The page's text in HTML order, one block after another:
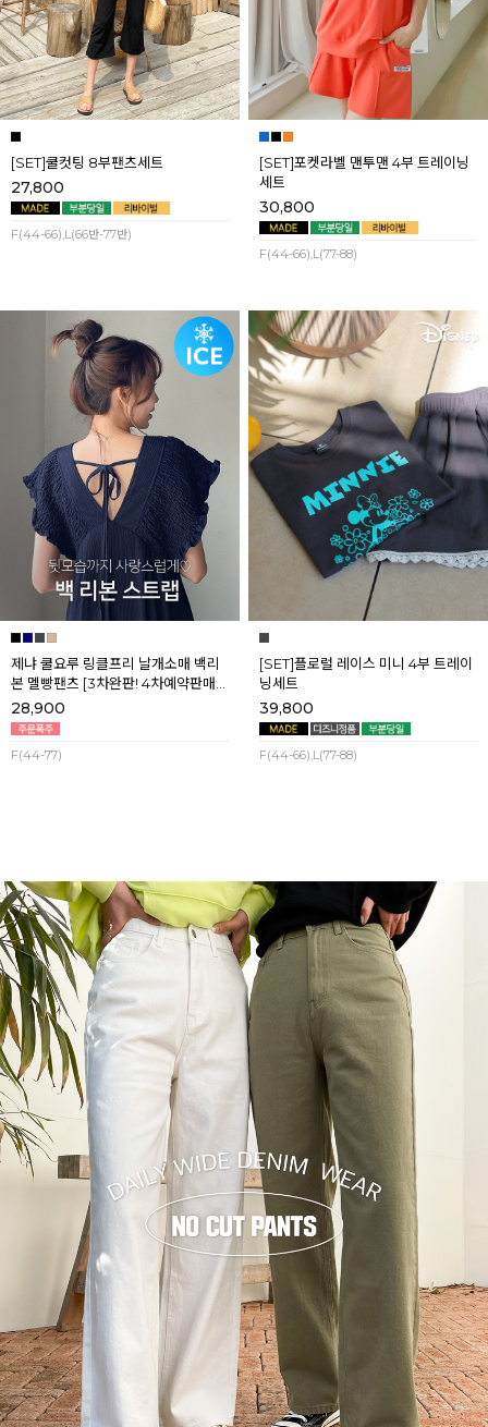
[SET]쿨컷팅 8부팬츠세트
27,800
F(44-66),L(66반-77반)
[SET]포켓라벨 맨투맨 4부 트레이닝
세트
30,800
F(44-66),L(77-88)
제냐 쿨요루 링클프리 날개소매 백리
본 멜빵팬츠 [3차완판! 4차예약판매]
[네이비] 8월셋째주 순차배송
28,900
F(44-77)
[SET]플로럴 레이스 미니 4부 트레이
닝세트
39,800
F(44-66),L(77-88)